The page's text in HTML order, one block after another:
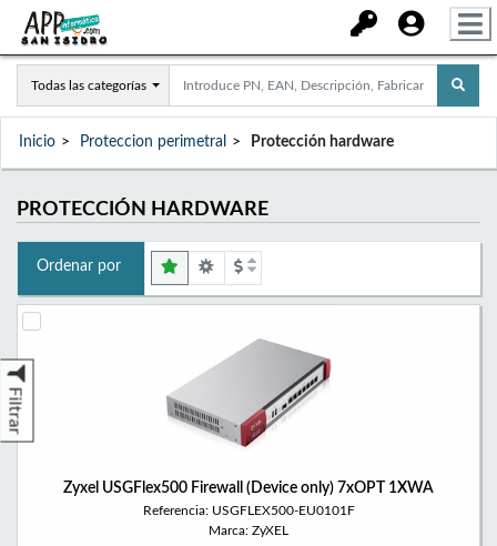
Todas las categorías
Inicio Proteccion perimetral Protección hardware
PROTECCIÓN HARDWARE
Filtrar
Ordenar por
Zyxel USGFlex500 Firewall (Device only) 7xOPT 1XWA
Referencia: USGFLEX500-EU0101F
Marca: ZyXEL